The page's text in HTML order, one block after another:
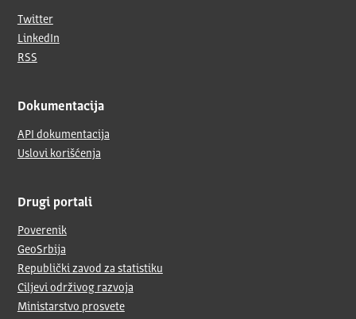
Twitter
LinkedIn
RSS
Dokumentacija
API dokumentacija
Uslovi korišćenja
Drugi portali
Poverenik
GeoSrbija
Republički zavod za statistiku
Ciljevi održivog razvoja
Ministarstvo prosvete